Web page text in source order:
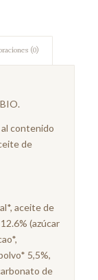
(0)
contenido
de
aceite de
(azúcar
5,5%,
de